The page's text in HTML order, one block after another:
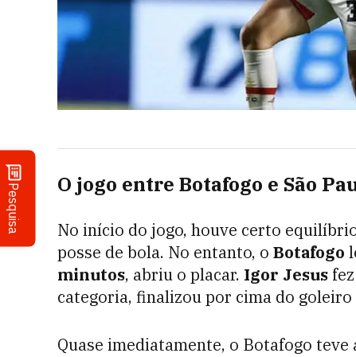
Pesquisa O jogo entre Botafogo e São
No início do jogo, houve certo
posse de bola. No entanto, o Botafogo
minutos, abriu o placar. Igor Jesus
categoria, finalizou por cima do goleiro
Quase imediatamente, o Botafogo teve